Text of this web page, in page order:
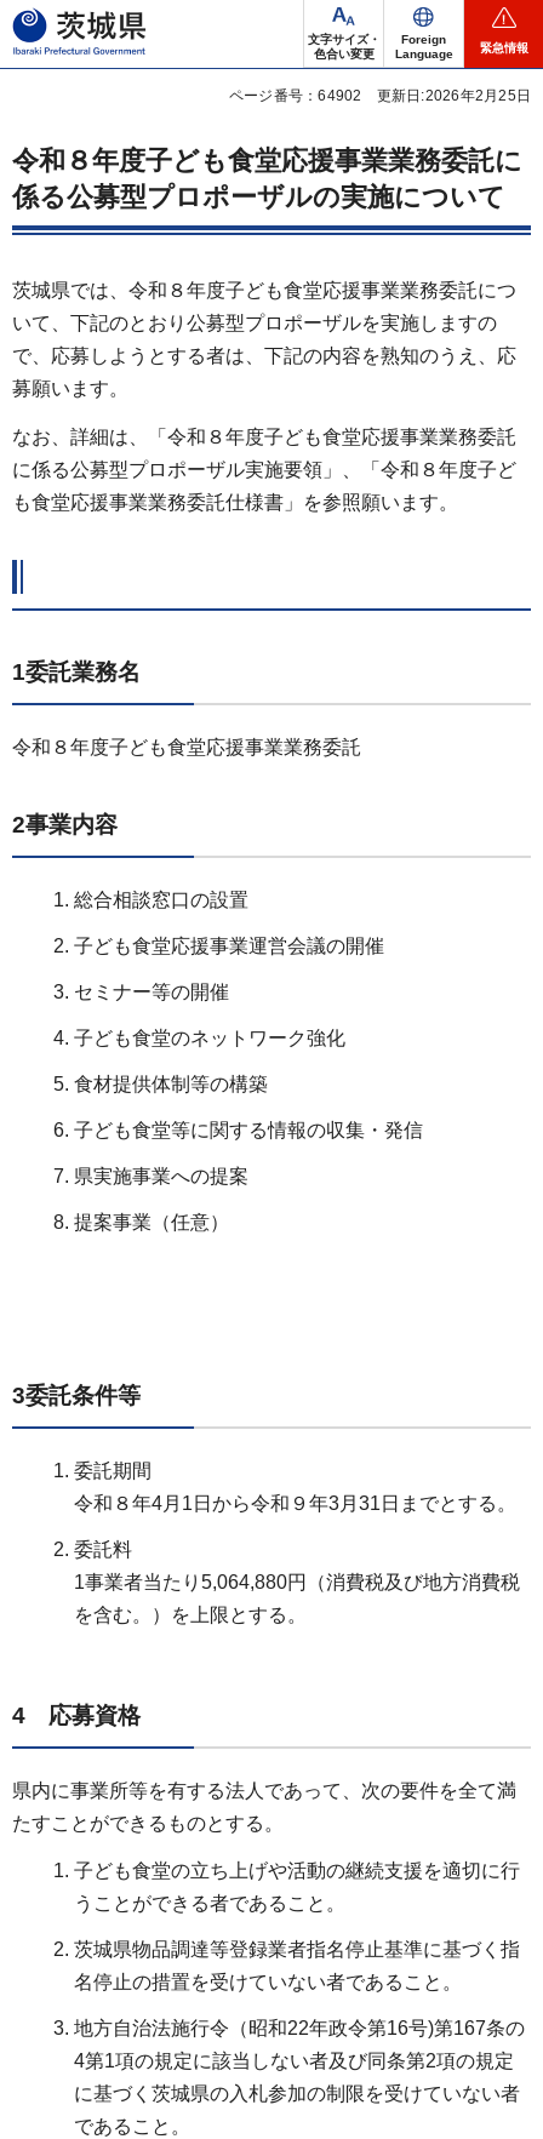
茨城県
文字サイズ・
色合い変更
Foreign
Language
緊急情報
ページ番号：64902 更新日:2026年2月25日
令和８年度子ども食堂応援事業業務委託に
係る公募型プロポーザルの実施について
茨城県では、令和８年度子ども食堂応援事業業務委託につ
いて、下記のとおり公募型プロポーザルを実施しますの
で、応募しようとする者は、下記の内容を熟知のうえ、応
募願います。
なお、詳細は、「令和８年度子ども食堂応援事業業務委託
に係る公募型プロポーザル実施要領」、「令和８年度子ど
も食堂応援事業業務委託仕様書」を参照願います。
1委託業務名
令和８年度子ども食堂応援事業業務委託
2事業内容
総合相談窓口の設置
子ども食堂応援事業運営会議の開催
セミナー等の開催
子ども食堂のネットワーク強化
食材提供体制等の構築
子ども食堂等に関する情報の収集・発信
県実施事業への提案
提案事業（任意）
3委託条件等
委託期間
令和８年4月1日から令和９年3月31日までとする。
委託料
1事業者当たり5,064,880円（消費税及び地方消費税
を含む。）を上限とする。
4 応募資格
県内に事業所等を有する法人であって、次の要件を全て満
たすことができるものとする。
子ども食堂の立ち上げや活動の継続支援を適切に行
うことができる者であること。
茨城県物品調達等登録業者指名停止基準に基づく指
名停止の措置を受けていない者であること。
地方自治法施行令（昭和22年政令第16号)第167条の
4第1項の規定に該当しない者及び同条第2項の規定
に基づく茨城県の入札参加の制限を受けていない者
であること。